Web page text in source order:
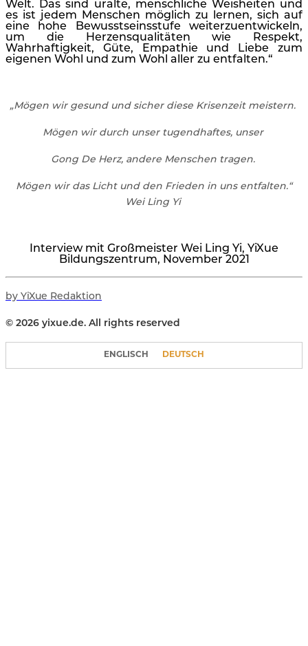
Welt. Das sind uralte, menschliche Weisheiten und
es ist jedem Menschen möglich zu lernen, sich auf
eine hohe Bewusstseinsstufe weiterzuentwickeln,
um die Herzensqualitäten wie Respekt,
Wahrhaftigkeit, Güte, Empathie und Liebe zum
eigenen Wohl und zum Wohl aller zu entfalten.“
„Mögen wir gesund und sicher diese Krisenzeit meistern.
Mögen wir durch unser tugendhaftes, unser
Gong De Herz, andere Menschen tragen.
Mögen wir das Licht und den Frieden in uns entfalten.“
Wei Ling Yi
Interview mit Großmeister Wei Ling Yi, YiXue
Bildungszentrum, November 2021
by YiXue Redaktion
© 2026 yixue.de. All rights reserved
ENGLISCH DEUTSCH